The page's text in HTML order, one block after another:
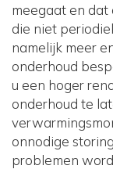
meegaat en
die niet
namelijk meer
onderhoud
u een hoger
onderhoud te
onnodige
problemen